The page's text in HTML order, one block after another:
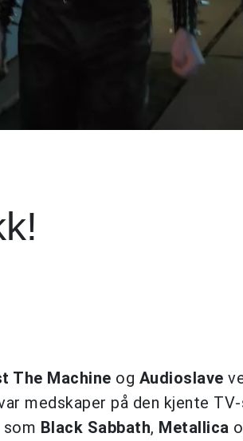
The Machine og Audioslave
medskaper på den kjente
Black Sabbath, Metallica